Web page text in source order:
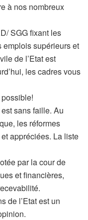
à nos nombreux
SGG fixant les
emplois supérieurs et
de l’Etat est
les cadres vous
sans faille. Au
les réformes
appréciées. La liste
par la cour de
et financières,
de l’Etat est un